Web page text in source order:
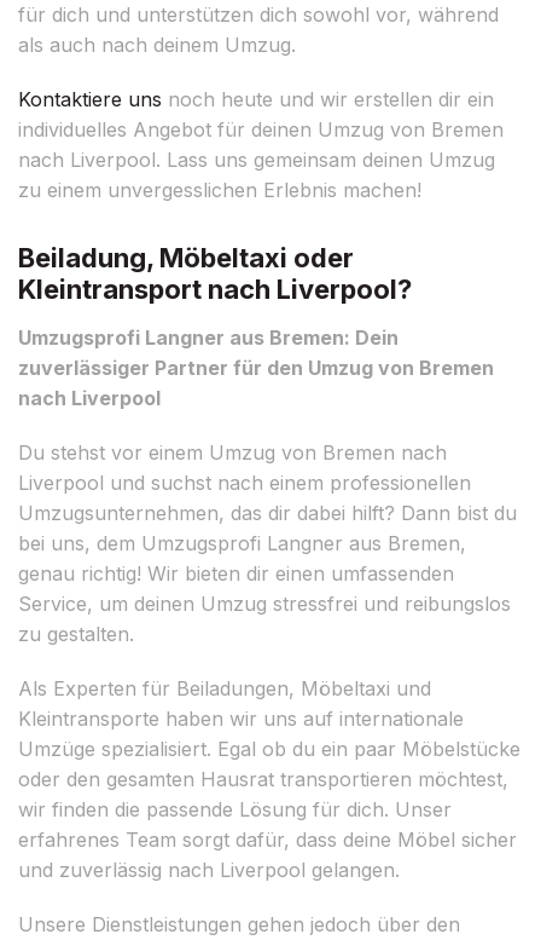
für dich und unterstützen dich sowohl vor, während
als auch nach deinem Umzug.
Kontaktiere uns noch heute und wir erstellen dir ein
individuelles Angebot für deinen Umzug von Bremen
nach Liverpool. Lass uns gemeinsam deinen Umzug
zu einem unvergesslichen Erlebnis machen!
Beiladung, Möbeltaxi oder
Kleintransport nach Liverpool?
Umzugsprofi Langner aus Bremen: Dein
zuverlässiger Partner für den Umzug von Bremen
nach Liverpool
Du stehst vor einem Umzug von Bremen nach
Liverpool und suchst nach einem professionellen
Umzugsunternehmen, das dir dabei hilft? Dann bist du
bei uns, dem Umzugsprofi Langner aus Bremen,
genau richtig! Wir bieten dir einen umfassenden
Service, um deinen Umzug stressfrei und reibungslos
zu gestalten.
Als Experten für Beiladungen, Möbeltaxi und
Kleintransporte haben wir uns auf internationale
Umzüge spezialisiert. Egal ob du ein paar Möbelstücke
oder den gesamten Hausrat transportieren möchtest,
wir finden die passende Lösung für dich. Unser
erfahrenes Team sorgt dafür, dass deine Möbel sicher
und zuverlässig nach Liverpool gelangen.
Unsere Dienstleistungen gehen jedoch über den